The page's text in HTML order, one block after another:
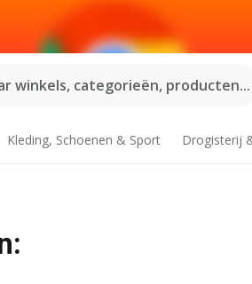
winkels, categorieën, producten...
Kleding, Schoenen & Sport Drogisterij